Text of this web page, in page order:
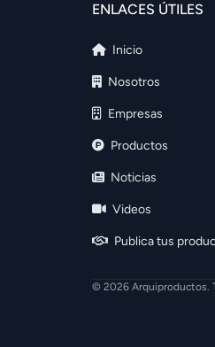
ENLACES ÚTILES
Inicio
Nosotros
Empresas
Productos
Noticias
Videos
Publica tus
© 2026 Arquiproductos.